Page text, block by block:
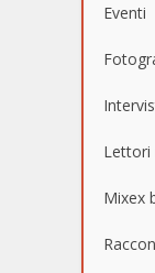
Eventi
Lettori
Mixex